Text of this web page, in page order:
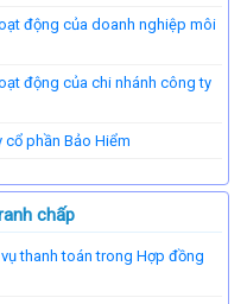
động của doanh nghiệp môi
động của chi nhánh công ty
phần Bảo Hiểm
chấp
thanh toán trong Hợp đồng